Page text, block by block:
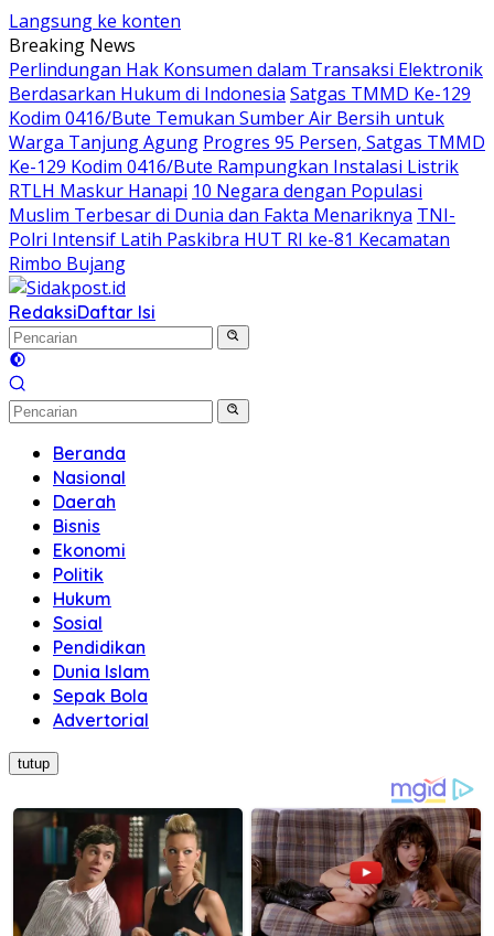
Langsung ke konten
Breaking News
Perlindungan Hak Konsumen dalam Transaksi Elektronik
Berdasarkan Hukum di Indonesia Satgas TMMD Ke-129
Kodim 0416/Bute Temukan Sumber Air Bersih untuk
Warga Tanjung Agung Progres 95 Persen, Satgas TMMD
Ke-129 Kodim 0416/Bute Rampungkan Instalasi Listrik
RTLH Maskur Hanapi 10 Negara dengan Populasi
Muslim Terbesar di Dunia dan Fakta Menariknya TNI-
Polri Intensif Latih Paskibra HUT RI ke-81 Kecamatan
Rimbo Bujang
RedaksiDaftar Isi
Beranda
Nasional
Daerah
Bisnis
Ekonomi
Politik
Hukum
Sosial
Pendidikan
Dunia Islam
Sepak Bola
Advertorial
tutup